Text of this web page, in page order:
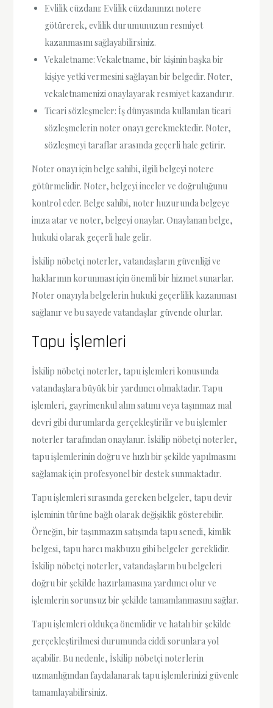
Evlilik cüzdanı: Evlilik cüzdanınızı notere
götürerek, evlilik durumunuzun resmiyet
kazanmasını sağlayabilirsiniz.
Vekaletname: Vekaletname, bir kişinin başka bir
kişiye yetki vermesini sağlayan bir belgedir. Noter,
vekaletnamenizi onaylayarak resmiyet kazandırır.
Ticari sözleşmeler: İş dünyasında kullanılan ticari
sözleşmelerin noter onayı gerekmektedir. Noter,
sözleşmeyi taraflar arasında geçerli hale getirir.
Noter onayı için belge sahibi, ilgili belgeyi notere
götürmelidir. Noter, belgeyi inceler ve doğruluğunu
kontrol eder. Belge sahibi, noter huzurunda belgeye
imza atar ve noter, belgeyi onaylar. Onaylanan belge,
hukuki olarak geçerli hale gelir.
İskilip nöbetçi noterler, vatandaşların güvenliği ve
haklarının korunması için önemli bir hizmet sunarlar.
Noter onayıyla belgelerin hukuki geçerlilik kazanması
sağlanır ve bu sayede vatandaşlar güvende olurlar.
Tapu İşlemleri
İskilip nöbetçi noterler, tapu işlemleri konusunda
vatandaşlara büyük bir yardımcı olmaktadır. Tapu
işlemleri, gayrimenkul alım satımı veya taşınmaz mal
devri gibi durumlarda gerçekleştirilir ve bu işlemler
noterler tarafından onaylanır. İskilip nöbetçi noterler,
tapu işlemlerinin doğru ve hızlı bir şekilde yapılmasını
sağlamak için profesyonel bir destek sunmaktadır.
Tapu işlemleri sırasında gereken belgeler, tapu devir
işleminin türüne bağlı olarak değişiklik gösterebilir.
Örneğin, bir taşınmazın satışında tapu senedi, kimlik
belgesi, tapu harcı makbuzu gibi belgeler gereklidir.
İskilip nöbetçi noterler, vatandaşların bu belgeleri
doğru bir şekilde hazırlamasına yardımcı olur ve
işlemlerin sorunsuz bir şekilde tamamlanmasını sağlar.
Tapu işlemleri oldukça önemlidir ve hatalı bir şekilde
gerçekleştirilmesi durumunda ciddi sorunlara yol
açabilir. Bu nedenle, İskilip nöbetçi noterlerin
uzmanlığından faydalanarak tapu işlemlerinizi güvenle
tamamlayabilirsiniz.